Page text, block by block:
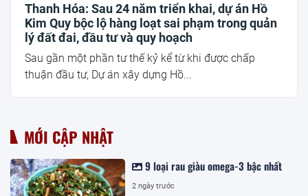
Thanh Hóa: Sau 24 năm triển khai, dự án Hồ
Kim Quy bộc lộ hàng loạt sai phạm trong quản
lý đất đai, đầu tư và quy hoạch
Sau gần một phần tư thế kỷ kể từ khi được chấp
thuận đầu tư, Dự án xây dựng Hồ...
MỚI CẬP NHẬT
9 loại rau giàu omega-3 bậc nhất
2 ngày trước